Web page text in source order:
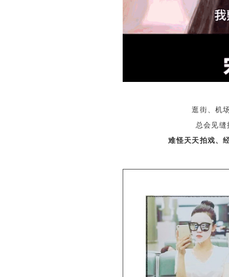
逛街、机
总会见缝
难怪天天拍戏、